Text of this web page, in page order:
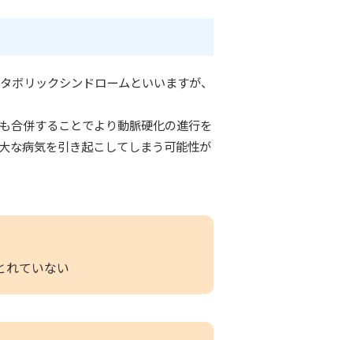
リックシンドロームといいますが、
合併することでより動脈硬化の進行を
な病気を引き起こしてしまう可能性が
れていない